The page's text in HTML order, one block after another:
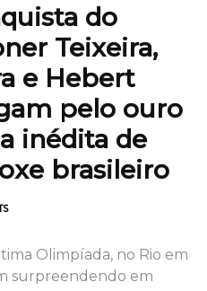
do
Teixeira,
e Hebert
pelo ouro
inédita de
brasileiro
Olimpíada, no Rio em
surpreendendo em